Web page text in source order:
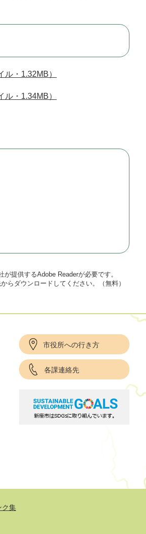
・1.32MB）
・1.34MB）
提供するAdobe Readerが必要です。
らダウンロードしてください。（無料）
市役所への行き方
各課連絡先
ク集